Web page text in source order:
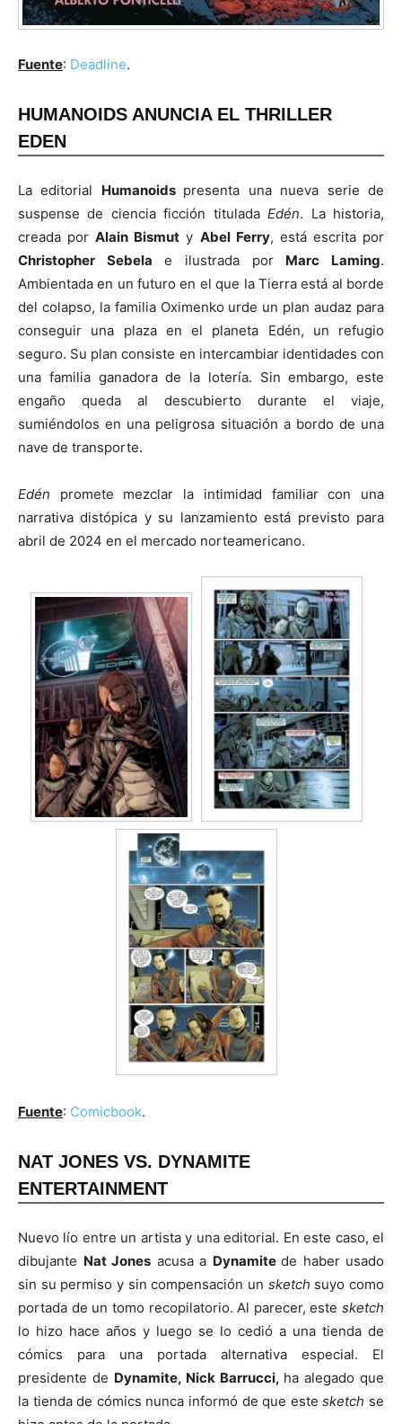
Fuente: Deadline.
HUMANOIDS ANUNCIA EL THRILLER
EDEN
La editorial Humanoids presenta una nueva serie de
suspense de ciencia ficción tituladaEdén. La historia,
creada porAlain Bismut y Abel Ferry, está escrita por
Christopher Sebela e ilustrada por Marc Laming.
Ambientada en un futuro en el que la Tierra está al borde
del colapso, la familia Oximenko urde un plan audaz para
conseguir una plaza en el planeta Edén, un refugio
seguro. Su plan consiste en intercambiar identidades con
una familia ganadora de la lotería. Sin embargo, este
engaño queda al descubierto durante el viaje,
sumiéndolos en una peligrosa situación a bordo de una
nave de transporte.
Edén promete mezclar la intimidad familiar con una
narrativa distópica y su lanzamiento está previsto para
abril de 2024 en el mercado norteamericano.
Fuente: Comicbook.
NAT JONES VS. DYNAMITE
ENTERTAINMENT
Nuevo lío entre un artista y una editorial. En este caso, el
dibujante Nat Jones acusa a Dynamite de haber usado
sin su permiso y sin compensación un sketch suyo como
portada de un tomo recopilatorio. Al parecer, este sketch
lo hizo hace años y luego se lo cedió a una tienda de
cómics para una portada alternativa especial. El
presidente de Dynamite, Nick Barrucci, ha alegado que
la tienda de cómics nunca informó de que estesketch se